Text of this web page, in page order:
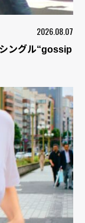
2026.08.07
ングル“gossip